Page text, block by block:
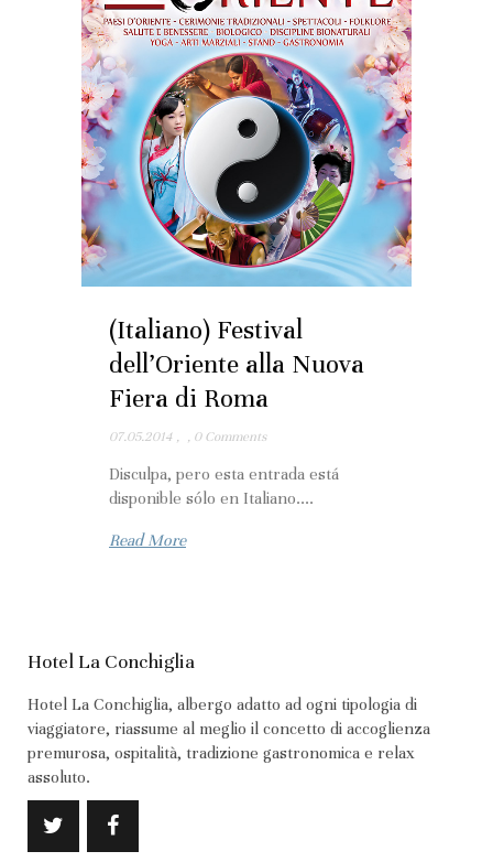
(Italiano) Festival
dell’Oriente alla Nuova
Fiera di Roma
07.05.2014 , , 0 Comments
Disculpa, pero esta entrada está
disponible sólo en Italiano....
Read More
Hotel La Conchiglia
Hotel La Conchiglia, albergo adatto ad ogni tipologia di
viaggiatore, riassume al meglio il concetto di accoglienza
premurosa, ospitalità, tradizione gastronomica e relax
assoluto.